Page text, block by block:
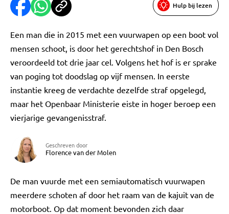
Hulp bij lezen
Een man die in 2015 met een vuurwapen op een boot vol
mensen schoot, is door het gerechtshof in Den Bosch
veroordeeld tot drie jaar cel. Volgens het hof is er sprake
van poging tot doodslag op vijf mensen. In eerste
instantie kreeg de verdachte dezelfde straf opgelegd,
maar het Openbaar Ministerie eiste in hoger beroep een
vierjarige gevangenisstraf.
Geschreven door
Florence van der Molen
De man vuurde met een semiautomatisch vuurwapen
meerdere schoten af door het raam van de kajuit van de
motorboot. Op dat moment bevonden zich daar